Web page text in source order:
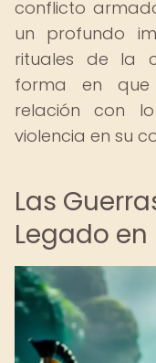
conflicto
un profundo
rituales de la
forma en que
relación con
violencia en su
Las
Legado